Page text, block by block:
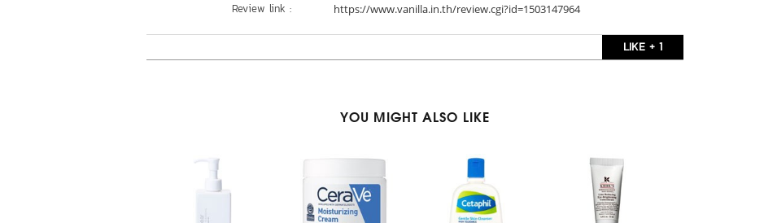
Review link : https://www.vanilla.in.th/review.cgi?id=1503147964
LIKE + 1
YOU MIGHT ALSO LIKE